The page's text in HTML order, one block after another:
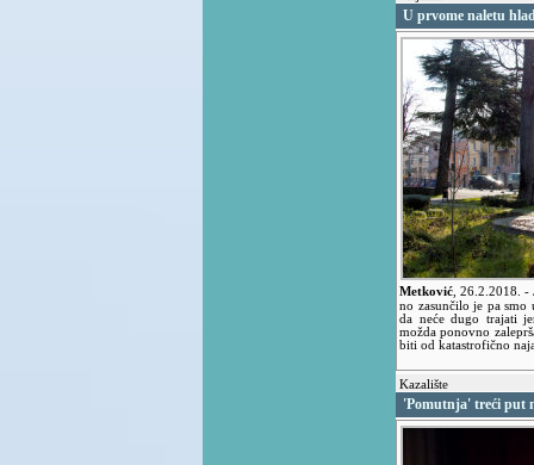
U prvome naletu
Metković 26.2.2018. -
no zasunčilo je pa smo
da neće dugo trajati
možda ponovno
biti od katastrofično
Kazalište
'Pomutnja' treći put